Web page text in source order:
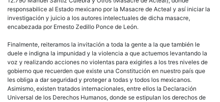
responsabilice al Estado mexicano por la Masacre de Acteal y así iniciar la
investigación y juicio a los autores intelectuales de dicha masacre,
encabezada por Ernesto Zedillo Ponce de León.
Finalmente, reiteramos la invitación a toda la gente a la que también le
duele e indigna la impunidad y la violencia a que actuemos levantando la
voz y realizando acciones no violentas para exigirles a los tres niveles de
gobierno que recuerden que existe una Constitución en nuestro país que
les obliga a dar seguridad y proteger a todas y todos los mexicanos.
Asimismo, existen tratados internacionales, entre ellos la Declaración
Universal de los Derechos Humanos, donde se estipulan los derechos de